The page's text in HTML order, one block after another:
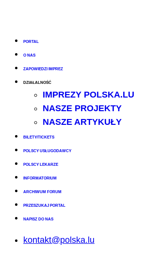
PORTAL
O NAS
ZAPOWIEDZI IMPREZ
DZIAŁALNOŚĆ
IMPREZY POLSKA.LU
NASZE PROJEKTY
NASZE ARTYKUŁY
BILETY/TICKETS
POLSCY USŁUGODAWCY
POLSCY LEKARZE
INFORMATORIUM
ARCHIWUM FORUM
PRZESZUKAJ PORTAL
NAPISZ DO NAS
kontakt@polska.lu